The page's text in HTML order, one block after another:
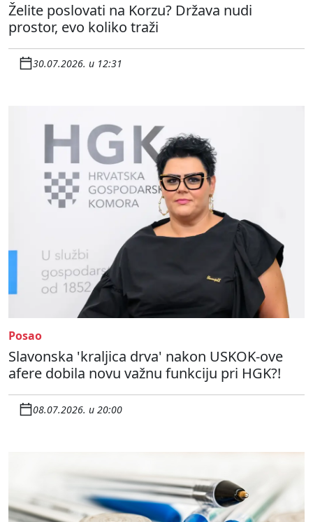
Želite poslovati na Korzu? Država nudi
prostor, evo koliko traži
30.07.2026. u 12:31
Posao
Slavonska 'kraljica drva' nakon USKOK-ove
afere dobila novu važnu funkciju pri HGK?!
08.07.2026. u 20:00